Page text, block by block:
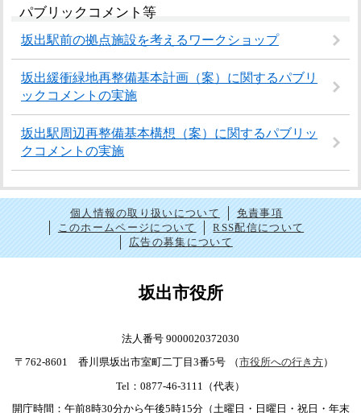
パブリックコメント等
坂出駅前の拠点施設を考えるワークショップ
坂出緩衝緑地再整備基本計画（案）に関するパブリ
ックコメントの実施
坂出駅周辺再整備基本構想（案）に関するパブリッ
クコメントの実施
個人情報の取り扱いについて
免責事項
このホームページについて
RSS配信について
広告の募集について
坂出市役所
法人番号 9000020372030
〒762-8601 香川県坂出市室町二丁目3番5号
（市役所への行き方）
Tel：0877-46-3111（代表）
開庁時間：午前8時30分から午後5時15分（土曜日・日曜日・祝日・年末